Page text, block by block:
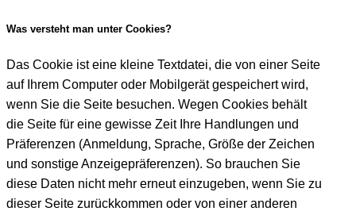
Was versteht man unter Cookies?
Das Cookie ist eine kleine Textdatei, die von einer Seite
auf Ihrem Computer oder Mobilgerät gespeichert wird,
wenn Sie die Seite besuchen. Wegen Cookies behält
die Seite für eine gewisse Zeit Ihre Handlungen und
Präferenzen (Anmeldung, Sprache, Größe der Zeichen
und sonstige Anzeigepräferenzen). So brauchen Sie
diese Daten nicht mehr erneut einzugeben, wenn Sie zu
dieser Seite zurückkommen oder von einer anderen